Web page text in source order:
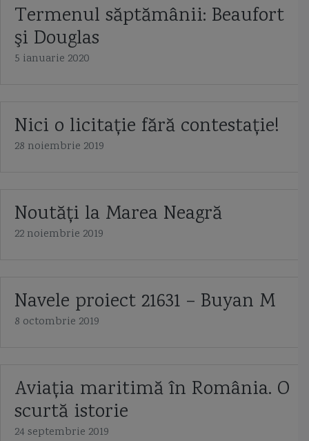
Termenul săptămânii: Beaufort
şi Douglas
5 ianuarie 2020
Nici o licitație fără contestație!
28 noiembrie 2019
Noutăți la Marea Neagră
22 noiembrie 2019
Navele proiect 21631 – Buyan M
8 octombrie 2019
Aviaţia maritimă în România. O
scurtă istorie
24 septembrie 2019